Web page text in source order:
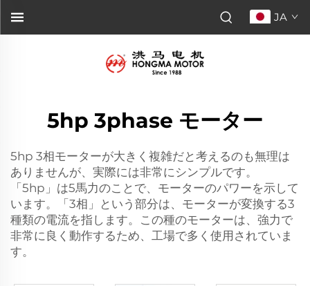
JA
5hp 3phase モーター
5hp 3相モーターが大きく複雑だと考えるのも無理は
ありませんが、実際には非常にシンプルです。
「5hp」は5馬力のことで、モーターのパワーを示して
います。「3相」という部分は、モーターが変換する3
種類の電流を指します。この種のモーターは、強力で
非常に良く動作するため、工場で多く使用されていま
す。